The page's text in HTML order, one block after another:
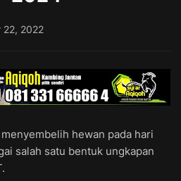
22, 2022
hewan pada hari
salah satu bentuk ungkapan